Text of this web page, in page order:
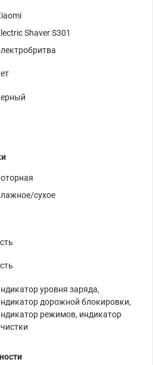
Shaver S301
сухое
уровня заряда,
дорожной блокировки,
режимов, индикатор